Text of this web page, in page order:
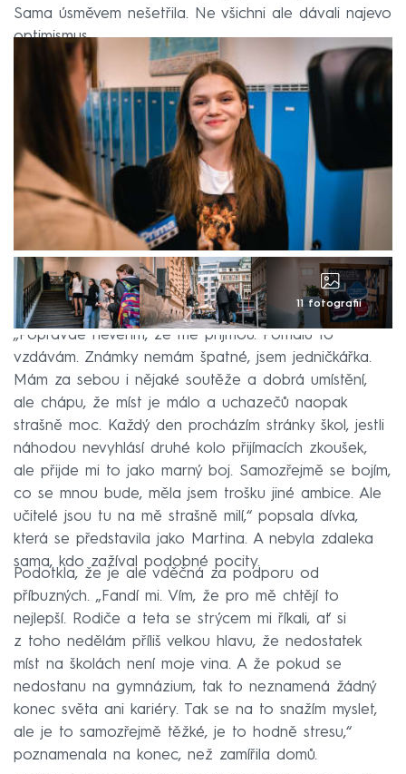
Sama úsměvem nešetřila. Ne všichni ale dávali najevo
optimismus.
11 fotografií
„Popravdě nevěřím, že mě přijmou. Pomalu to
vzdávám. Známky nemám špatné, jsem jedničkářka.
Mám za sebou i nějaké soutěže a dobrá umístění,
ale chápu, že míst je málo a uchazečů naopak
strašně moc. Každý den procházím stránky škol, jestli
náhodou nevyhlásí druhé kolo přijímacích zkoušek,
ale přijde mi to jako marný boj. Samozřejmě se bojím,
co se mnou bude, měla jsem trošku jiné ambice. Ale
učitelé jsou tu na mě strašně milí,“ popsala dívka,
která se představila jako Martina. A nebyla zdaleka
sama, kdo zažíval podobné pocity.
Podotkla, že je ale vděčná za podporu od
příbuzných. „Fandí mi. Vím, že pro mě chtějí to
nejlepší. Rodiče a teta se strýcem mi říkali, ať si
z toho nedělám příliš velkou hlavu, že nedostatek
míst na školách není moje vina. A že pokud se
nedostanu na gymnázium, tak to neznamená žádný
konec světa ani kariéry. Tak se na to snažím myslet,
ale je to samozřejmě těžké, je to hodně stresu,“
poznamenala na konec, než zamířila domů.